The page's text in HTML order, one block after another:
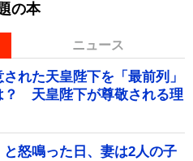
の本
ニュース
れた天皇陛下を「最前列」
？ 天皇陛下が尊敬される理
と怒鳴った日、妻は2人の子